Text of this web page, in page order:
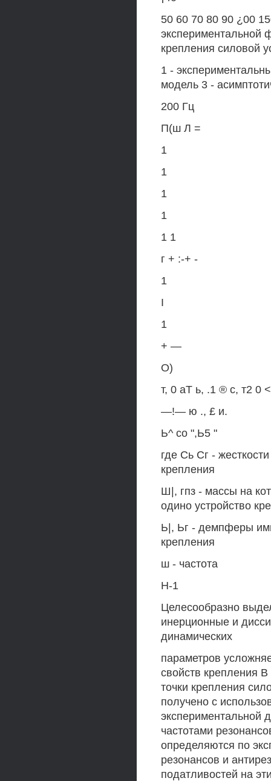
50 60 70 80 90 ¿00
экспериментальной
крепления силовой
1 -
модель 3 -
200 Гц
П(ш Л =
1
1
1
1
1 1
г + :-+ -
1
I
1
+ —
О)
т, 0 аТ ь, .1 ® с, т2 0
—!— ю ., £ и.
Ь^ со ",Ь5 "
где Сь Сг -
крепления
Ш|, гпз - массы на
одино устройство
Ь|, Ьг - демпферы
крепления
ш - частота
Н-1
Целесообразно
инерционные и
динамических
параметров
свойств крепления
точки крепления
получено с
экспериментальной
частотами
определяются по
резонансов и
податливостей на